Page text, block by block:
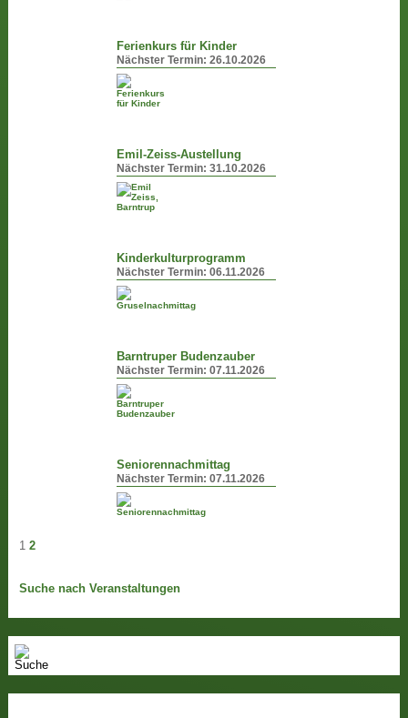
Ferienkurs für Kinder
Nächster Termin:26.10.2026
Emil-Zeiss-Austellung
Nächster Termin:31.10.2026
Kinderkulturprogramm
Nächster Termin:06.11.2026
Barntruper Budenzauber
Nächster Termin:07.11.2026
Seniorennachmittag
Nächster Termin:07.11.2026
1 2
Suche nach Veranstaltungen